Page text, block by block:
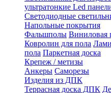
ультратонкие Led
Светодиодные
Напольные покрытия
Фальшполы Виниловая
Ковролин для пола
пола Паркетная доска
Крепеж / метизы
Анкеры Саморезы
Изделия из ДПК
Террасная доска ДПК